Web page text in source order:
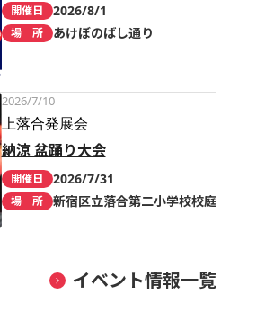
開催日 2026/8/1
場 所 あけぼのばし通り
2026/7/10
上落合発展会
納涼 盆踊り大会
開催日 2026/7/31
場 所 新宿区立落合第二小学校校庭
イベント情報一覧